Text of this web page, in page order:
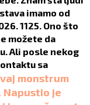
imamo od
1125. Ono što
možete da
Ali posle nekog
sa
monstrum
Napustio je